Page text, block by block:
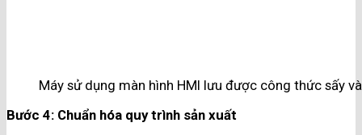
Máy sử dụng màn hình HMI lưu được công thức sấy
Bước 4: Chuẩn hóa quy trình sản xuất